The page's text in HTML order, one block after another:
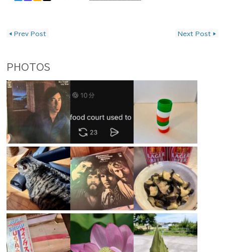
◀ Prev Post Next Post ▶
PHOTOS